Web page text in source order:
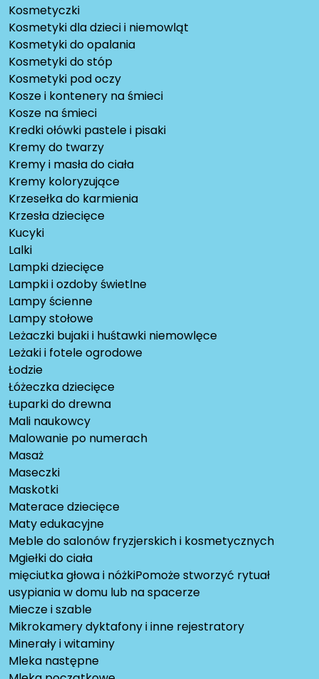
Kosmetyczki
Kosmetyki dla dzieci i niemowląt
Kosmetyki do opalania
Kosmetyki do stóp
Kosmetyki pod oczy
Kosze i kontenery na śmieci
Kosze na śmieci
Kredki ołówki pastele i pisaki
Kremy do twarzy
Kremy i masła do ciała
Kremy koloryzujące
Krzesełka do karmienia
Krzesła dziecięce
Kucyki
Lalki
Lampki dziecięce
Lampki i ozdoby świetlne
Lampy ścienne
Lampy stołowe
Leżaczki bujaki i huśtawki niemowlęce
Leżaki i fotele ogrodowe
Łodzie
Łóżeczka dziecięce
Łuparki do drewna
Mali naukowcy
Malowanie po numerach
Masaż
Maseczki
Maskotki
Materace dziecięce
Maty edukacyjne
Meble do salonów fryzjerskich i kosmetycznych
Mgiełki do ciała
mięciutka głowa i nóżkiPomoże stworzyć rytuał
usypiania w domu lub na spacerze
Miecze i szable
Mikrokamery dyktafony i inne rejestratory
Minerały i witaminy
Mleka następne